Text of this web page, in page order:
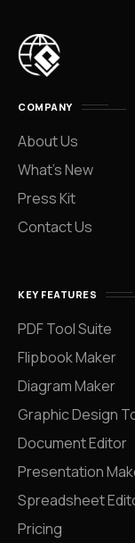
COMPANY
About Us
What’s New
Press Kit
Contact Us
KEY FEATURES
PDF Tool Suite
Flipbook Maker
Diagram Maker
Graphic Design
Document Editor
Presentation
Spreadsheet
Pricing